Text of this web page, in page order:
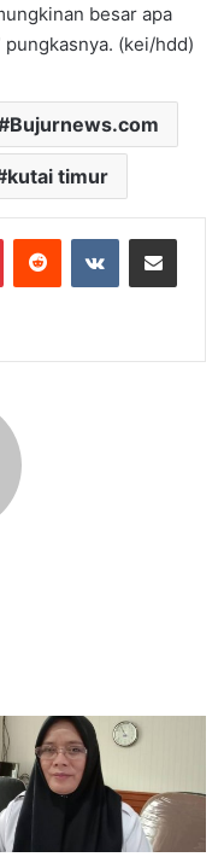
besar apa
pungkasnya. (kei/hdd)
Bujurnews.com
kutai timur
PinterestReddit VKontakteShare via Email